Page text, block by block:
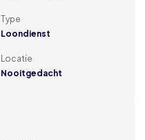
Type
Loondienst
Locatie
Nooitgedacht